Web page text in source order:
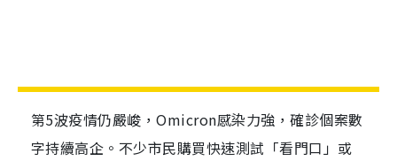
第5波疫情仍嚴峻，Omicron感染力強，確診個案數
字持續高企。不少市民購買快速測試「看門口」或